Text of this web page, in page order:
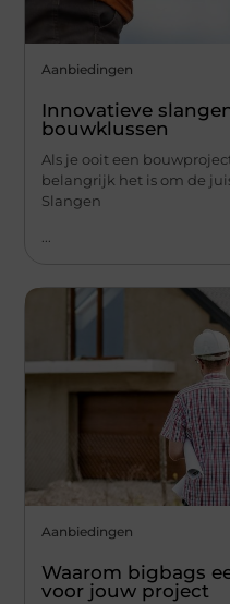
Aanbiedingen
Innovatieve
bouwklussen
Als je ooit een
belangrijk het is om de
Slangen
...
Aanbiedingen
Waarom bigbags
voor jouw project